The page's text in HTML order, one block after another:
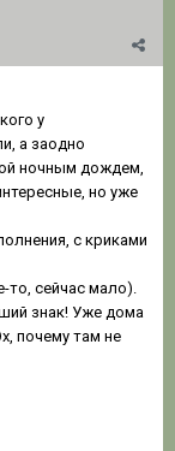
у
а заодно
ночным дождем,
но уже
с криками
то, сейчас мало).
знак! Уже дома
почему там не